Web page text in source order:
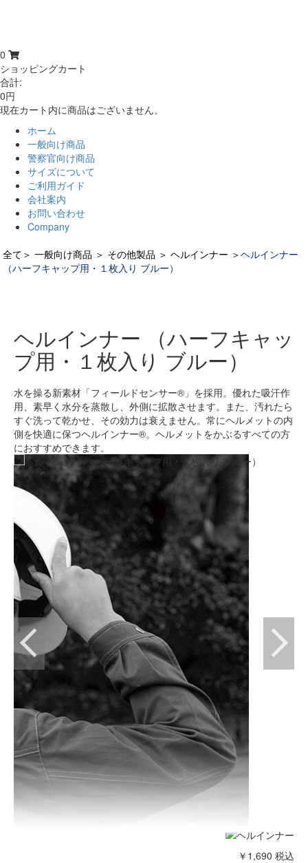
0
ショッピングカート
合計:
0円
現在カート内に商品はございません。
ホーム
一般向け商品
警察官向け商品
サイズについて
ご利用ガイド
会社案内
お問い合わせ
Company
全て ＞ 一般向け商品 ＞ その他製品 ＞ ヘルインナー ＞ヘルインナー
（ハーフキャップ用・１枚入り ブルー）
ヘルインナー （ハーフキャッ
プ用・１枚入り ブルー）
水を操る新素材「フィールドセンサー®」を採用。優れた吸汗作
用、素早く水分を蒸散し、外側に拡散させます。また、汚れたら
すぐ洗って乾かせ、その効力は衰えません。常にヘルメットの内
側を快適に保つヘルインナー®。ヘルメットをかぶるすべての方
におすすめできます。
￥1,690 税込